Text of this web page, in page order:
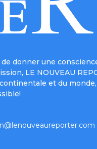
donner une
LE NOUVEAU
et du